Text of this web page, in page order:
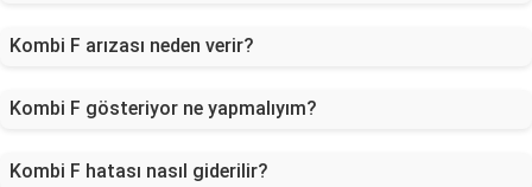
Kombi F arızası neden verir?
Kombi F gösteriyor ne yapmalıyım?
Kombi F hatası nasıl giderilir?